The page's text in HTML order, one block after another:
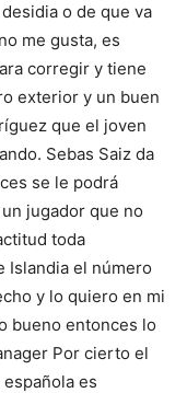
o de que va
me gusta, es
corregir y tiene
exterior y un buen
que el joven
Sebas Saiz da
se le podrá
jugador que no
toda
Islandia el número
y lo quiero en mi
bueno entonces lo
Por cierto el
es